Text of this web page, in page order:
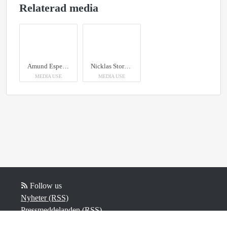
Relaterad media
MEDIA USE
Nicklas Storåkers
MEDIA USE
Follow us
Nyheter (RSS)
Pressmeddelanden (RSS)